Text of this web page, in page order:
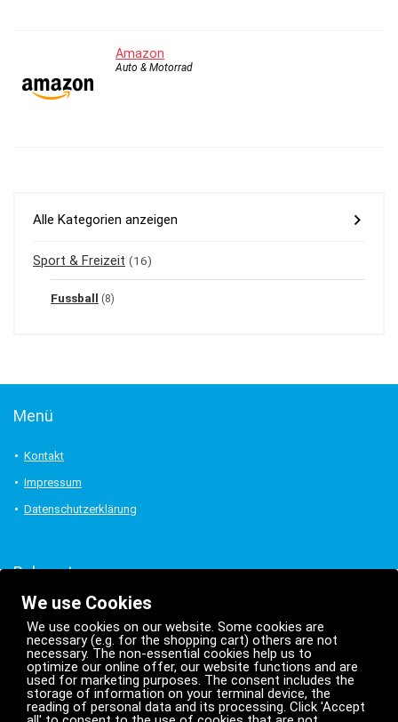
Amazon
Auto & Motorrad
Alle Kategorien anzeigen
Sport & Freizeit (16)
Fussball (8)
Menü
Kontakt
Impressum
Datenschutzerklärung
Bekannt aus:
We use Cookies
We use cookies on our website. Some cookies are
necessary (e.g. for the shopping cart) others are not
necessary. The non-essential cookies help us to
optimize our online offer, our website functions and are
used for marketing purposes. The consent includes the
storage of information on your terminal device, the
reading of personal data and its processing. Click 'Accept